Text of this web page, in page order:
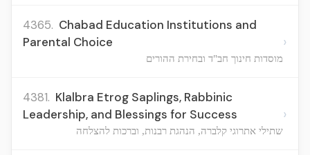
4365. Chabad Education Institutions and
Parental Choice
מוסדות חינוך חב"ד ובחירת ההורים
›
4381. Klalbra Etrog Saplings, Rabbinic
Leadership, and Blessings for Success
שתילי אתרוגי קלברה, הנהגת רבנות, וברכות להצלחה
›